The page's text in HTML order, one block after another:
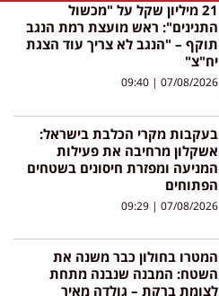
21 מיליון שקל על "מכשול
התנינים": ראש מועצת רמת הנגב
תוקף – "הנגב לא צריך עוד הצגת
יח"צ"
07/08/2026
בעקבות מקרי הכלבת בישראל:
אשקלון מרחיבה את פעילות
המניעה ומפזרת חיסונים בשטחים
הפתוחים
07/08/2026
המטרו בחולון כבר משנה את
השטח: המבנה שנבנה מתחת
לצומת ברקת – גולדה מאיר